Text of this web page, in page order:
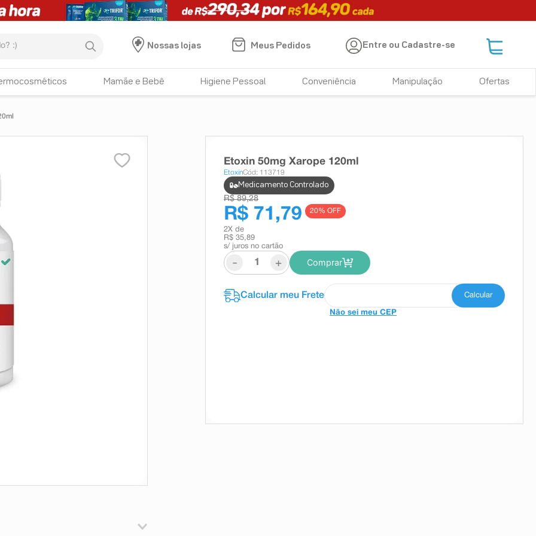
Nossas lojas
Meus Pedidos Entre ou Cadastre-se
Mamãe e Bebê Higiene Pessoal Conveniência Manipulação Ofertas
Etoxin 50mg Xarope 120ml
EtoxinCód: 113719
Medicamento Controlado
R$ 89,28
R$ 71,79 20% OFF
2X de
R$ 35,89
s/ juros no cartão
- + Comprar
Não sei meu CEP